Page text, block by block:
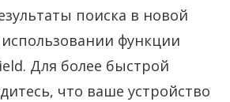
поиска в новой
функции
Для более быстрой
что ваше устройство